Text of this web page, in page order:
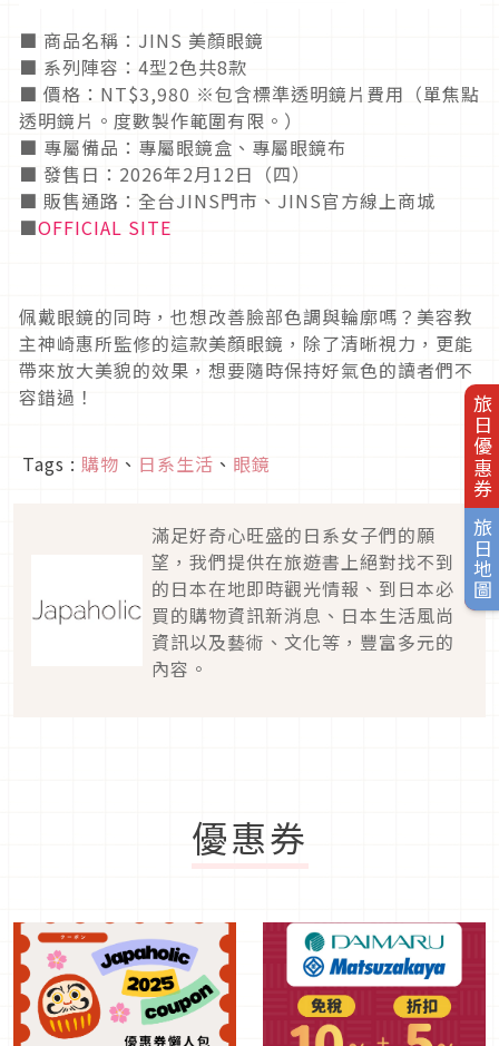
旅日優惠券
旅日地圖
■ 商品名稱：JINS 美顏眼鏡
■ 系列陣容：4型2色共8款
■ 價格：NT$3,980 ※包含標準透明鏡片費用（單焦點
透明鏡片。度數製作範圍有限。）
■ 專屬備品：專屬眼鏡盒、專屬眼鏡布
■ 發售日：2026年2月12日（四）
■ 販售通路：全台JINS門市、JINS官方線上商城
■OFFICIAL SITE
佩戴眼鏡的同時，也想改善臉部色調與輪廓嗎？美容教
主神崎惠所監修的這款美顏眼鏡，除了清晰視力，更能
帶來放大美貌的效果，想要隨時保持好氣色的讀者們不
容錯過！
Tags : 購物 、 日系生活 、 眼鏡
滿足好奇心旺盛的日系女子們的願
望，我們提供在旅遊書上絕對找不到
的日本在地即時觀光情報、到日本必
買的購物資訊新消息、日本生活風尚
資訊以及藝術、文化等，豐富多元的
內容。
優惠券